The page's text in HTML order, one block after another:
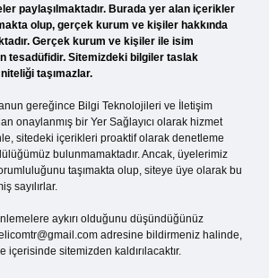
paylaşılmaktadır. Burada yer alan içerikler
olup, gerçek kurum ve kişiler hakkında
Gerçek kurum ve kişiler ile isim
tesadüfidir. Sitemizdeki bilgiler taslak
taşımazlar.
gereğince Bilgi Teknolojileri ve İletişim
onaylanmış bir Yer Sağlayıcı olarak hizmet
sitedeki içerikleri proaktif olarak denetleme
bulunmamaktadır. Ancak, üyelerimiz
taşımakta olup, siteye üye olarak bu
sayılırlar.
aykırı olduğunu düşündüğünüz
adresine bildirmeniz halinde,
sitemizden kaldırılacaktır.